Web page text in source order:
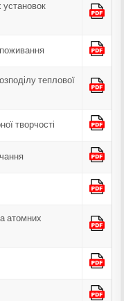
установок
теплової
творчості
атомних